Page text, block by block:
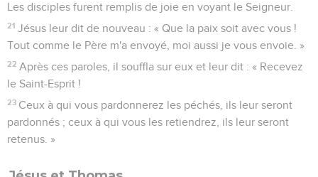
Les disciples furent remplis de joie en voyant le Seigneur.
21 Jésus leur dit de nouveau : « Que la paix soit avec vous !
Tout comme le Père m'a envoyé, moi aussi je vous envoie. »
22 Après ces paroles, il souffla sur eux et leur dit : « Recevez
le Saint-Esprit !
23 Ceux à qui vous pardonnerez les péchés, ils leur seront
pardonnés ; ceux à qui vous les retiendrez, ils leur seront
retenus. »